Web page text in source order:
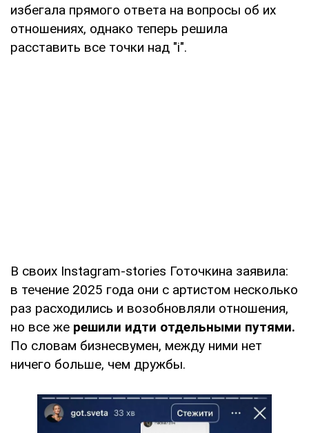
избегала прямого ответа на вопросы об их
отношениях, однако теперь решила
расставить все точки над "і".
В своих Instagram-stories Готочкина заявила:
в течение 2025 года они с артистом несколько
раз расходились и возобновляли отношения,
но все же решили идти отдельными путями.
По словам бизнесвумен, между ними нет
ничего больше, чем дружбы.